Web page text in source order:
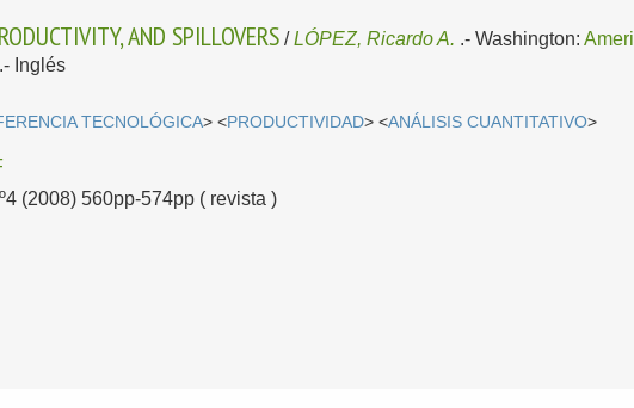
AND SPILLOVERS /LÓPEZ, Ricardo A. .-Washington:
Inglés
TECNOLÓGICA> <PRODUCTIVIDAD> <ANÁLISIS CUANTITATIVO>
(2008) 560pp-574pp ( revista )